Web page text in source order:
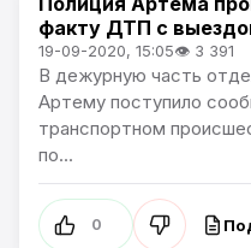
Происшествия
факту ДТП с
19-09-2020, 15:05👁 3 391
В дежурную часть
Артему поступило
транспортном
по...
0